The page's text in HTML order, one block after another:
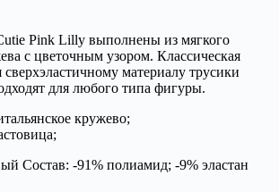
Pink Lilly выполнены из мягкого
с цветочным узором. Классическая
сверхэластичному материалу трусики
для любого типа фигуры.
кружево;
Состав: -91% полиамид; -9% эластан